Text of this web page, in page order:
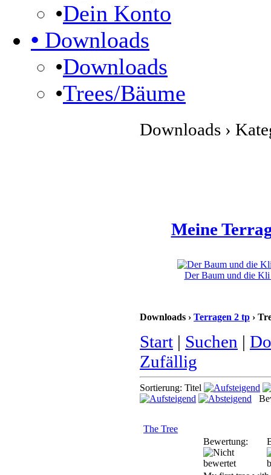
•Dein Konto
• Downloads
•Downloads
•Trees/Bäume
Downloads ›
Meine
Der Baum und die Kli
Downloads › Terragen 2 tp ›
Start | Suchen |
Zufällig
Sortierung: Titel
The Tree
Bewertung: